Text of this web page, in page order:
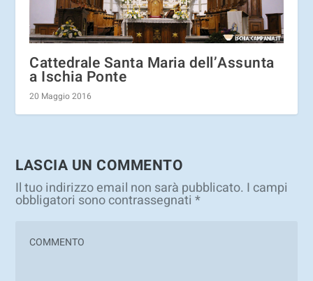
Cattedrale Santa Maria dell’Assunta
a Ischia Ponte
20 Maggio 2016
LASCIA UN COMMENTO
Il tuo indirizzo email non sarà pubblicato. I campi
obbligatori sono contrassegnati*